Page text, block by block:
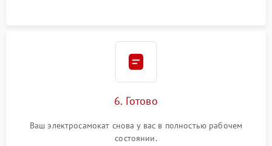
6. Готово
Ваш электросамокат снова у вас в полностью рабочем
состоянии.